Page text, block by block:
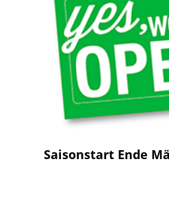
Saisonstart Ende